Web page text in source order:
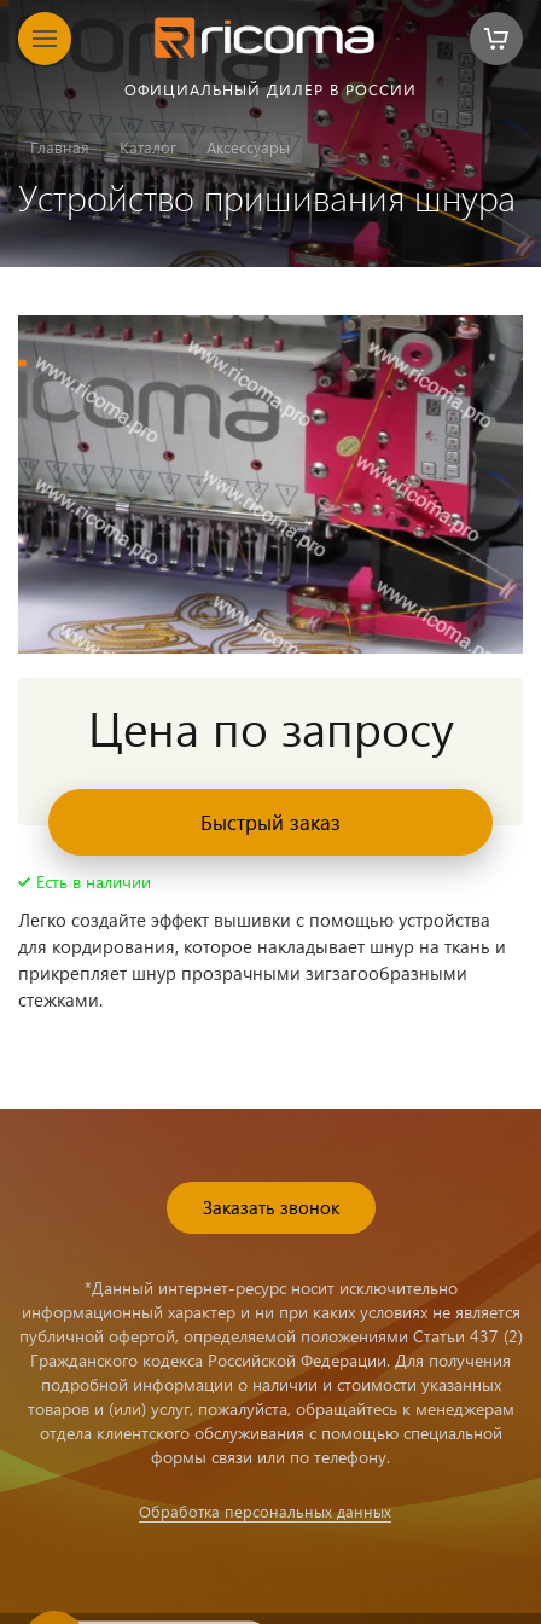
ОФИЦИАЛЬНЫЙ ДИЛЕР В РОССИИ
Главная Каталог Аксессуары
Устройство пришивания шнура
Есть в наличии
Легко создайте эффект вышивки с помощью устройства
для кордирования, которое накладывает шнур на ткань и
прикрепляет шнур прозрачными зигзагообразными
стежками.
Цена по запросу
Быстрый заказ
Заказать звонок
*Данный интернет-ресурс носит исключительно
информационный характер и ни при каких условиях не является
публичной офертой, определяемой положениями Статьи 437 (2)
Гражданского кодекса Российской Федерации. Для получения
подробной информации о наличии и стоимости указанных
товаров и (или) услуг, пожалуйста, обращайтесь к менеджерам
отдела клиентского обслуживания с помощью специальной
формы связи или по телефону.
Обработка персональных данных